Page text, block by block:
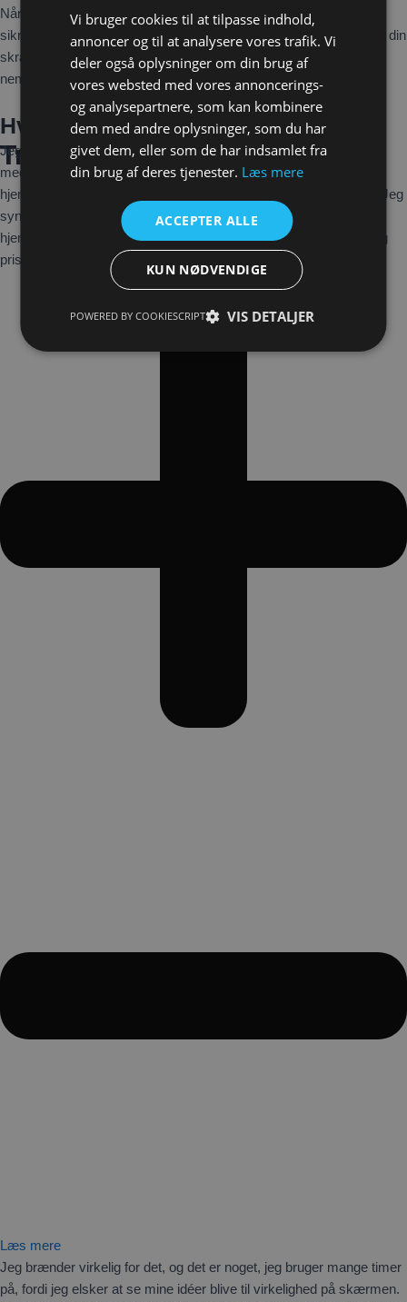
Trin 1
Trin 2
Trin 3
Trin 4
Når alt er godkendt, overfører jeg hjemmesiden til dit domæne og
sikrer, at alt fungerer som det skal. Vi gennemfører betalingen, og din
skræddersyede hjemmeside er nu online og klar til brug – hurtigt,
nemt og professionelt.
Hvem er jeg
Jeg hedder Sepanta, og jeg er en teenager, der elsker at arbejde
med computere. For noget tid siden begyndte jeg at lave
hjemmesider til mig selv, og det er blevet en stor del af min fritid. Jeg
synes ikke, man behøver at betale en formue for en god
hjemmeside, så derfor tilbyder jeg mine tjenester til en meget billig
pris.
Læs mere
Jeg brænder virkelig for det, og det er noget, jeg bruger mange timer
på, fordi jeg elsker at se mine idéer blive til virkelighed på skærmen.
Vi bruger cookies til at tilpasse indhold,
annoncer og til at analysere vores trafik. Vi
deler også oplysninger om din brug af
vores websted med vores annoncerings-
og analysepartnere, som kan kombinere
dem med andre oplysninger, som du har
givet dem, eller som de har indsamlet fra
din brug af deres tjenester. Læs mere
ACCEPTER ALLE
KUN NØDVENDIGE
VIS DETALJER
POWERED BY COOKIESCRIPT